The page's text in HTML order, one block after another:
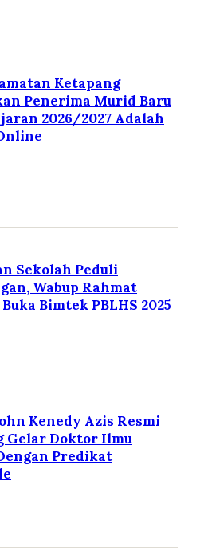
Ketapang
Penerima Murid Baru
2026/2027 Adalah
Sekolah Peduli
Wabup Rahmat
Bimtek PBLHS 2025
Kenedy Azis Resmi
Gelar Doktor Ilmu
Predikat